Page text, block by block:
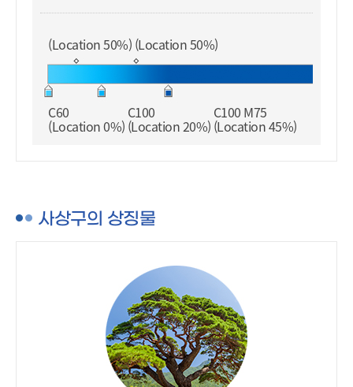
(Location 50%) (Location 50%)
C60
(Location 0%)
C100
(Location 20%)
C100 M75
(Location 45%)
사상구의 상징물